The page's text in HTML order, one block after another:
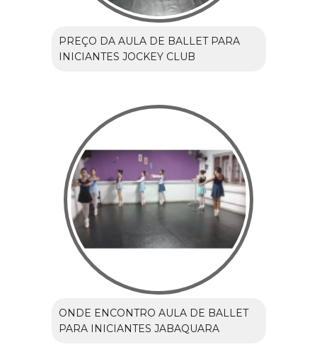
PREÇO DA AULA DE BALLET PARA
INICIANTES JOCKEY CLUB
ONDE ENCONTRO AULA DE BALLET
PARA INICIANTES JABAQUARA